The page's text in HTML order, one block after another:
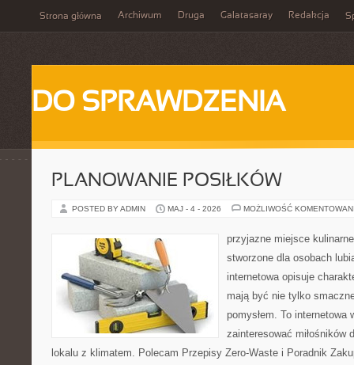
Strona główna Archiwum Druga Galatasaray Redakcja
DO SPRAWDZENIA
PLANOWANIE POSIŁKÓW
POSTED BY ADMIN MAJ - 4 - 2026 MOŻLIWOŚĆ
przyjazne miejsce
stworzone dla osobach
internetowa opisuje
mają być nie tylko
pomysłem. To internetowa
zainteresować miłośników
lokalu z klimatem. Polecam Przepisy Zero-Waste i Poradnik